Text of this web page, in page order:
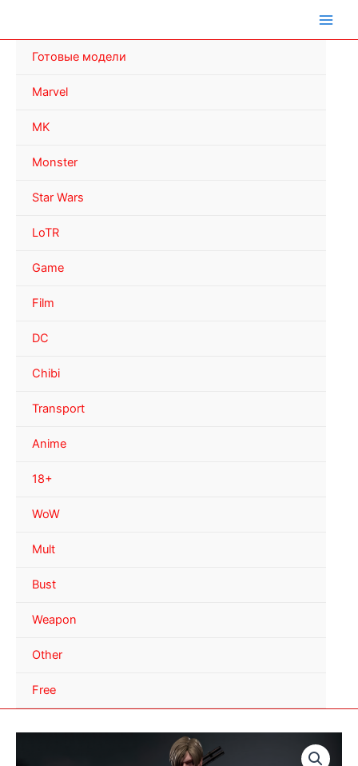
Готовые модели
Marvel
MK
Monster
Star Wars
LoTR
Game
Film
DC
Chibi
Transport
Anime
18+
WoW
Mult
Bust
Weapon
Other
Free